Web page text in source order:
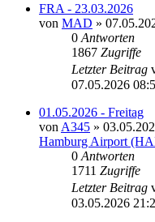
FRA - 23.03.2026
von MAD »
0 Antworten
1867 Zugriffe
Letzter Beitrag
07.05.2026
01.05.2026 - Freitag
von A345 »
Hamburg Airport
0 Antworten
1711 Zugriffe
Letzter Beitrag
03.05.2026